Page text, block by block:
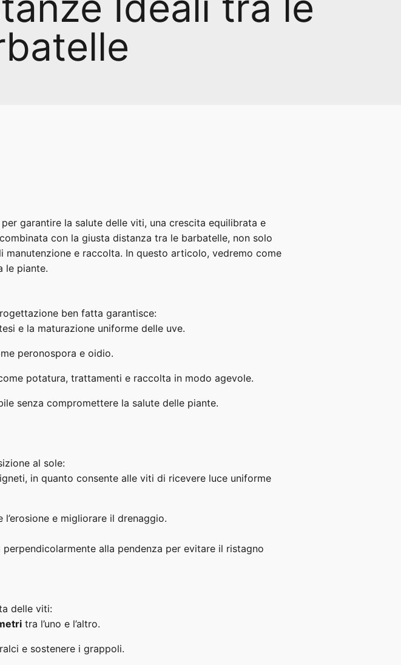
garantire la salute delle viti, una crescita equilibrata e
con la giusta distanza tra le barbatelle, non solo
e raccolta. In questo articolo, vedremo come
le piante.
ben fatta garantisce:
e la maturazione uniforme delle uve.
peronospora e oidio.
potatura, trattamenti e raccolta in modo agevole.
senza compromettere la salute delle piante.
al sole:
in quanto consente alle viti di ricevere luce uniforme
e migliorare il drenaggio.
alla pendenza per evitare il ristagno
delle viti:
tra l’uno e l’altro.
e sostenere i grappoli.